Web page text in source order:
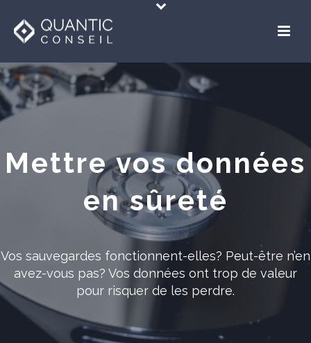
Mettre vos données
en sûreté
Vos sauvegardes fonctionnent-elles? Peut-être n’en
avez-vous pas? Vos données ont trop de valeur
pour risquer de les perdre.